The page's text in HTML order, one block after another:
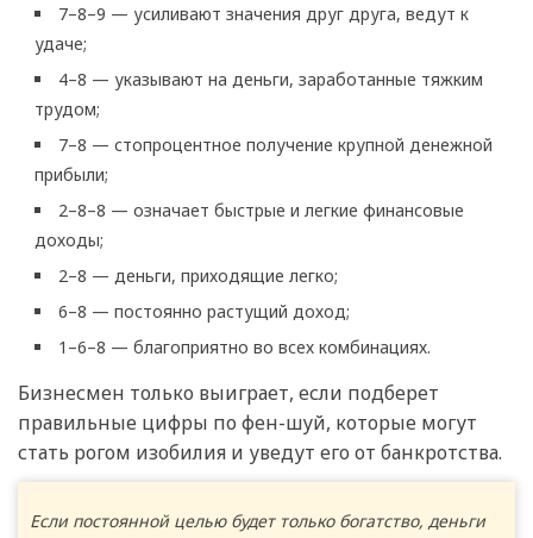
7–8–9 — усиливают значения друг друга, ведут к
удаче;
4–8 — указывают на деньги, заработанные тяжким
трудом;
7–8 — стопроцентное получение крупной денежной
прибыли;
2–8–8 — означает быстрые и легкие финансовые
доходы;
2–8 — деньги, приходящие легко;
6–8 — постоянно растущий доход;
1–6–8 — благоприятно во всех комбинациях.
Бизнесмен только выиграет, если подберет
правильные цифры по фен-шуй, которые могут
стать рогом изобилия и уведут его от банкротства.
Если постоянной целью будет только богатство, деньги